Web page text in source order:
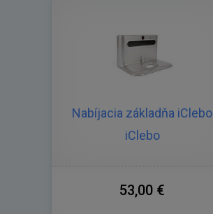
Nabíjacia základňa iClebo
iClebo
53,00 €